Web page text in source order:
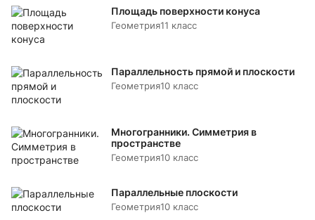
Площадь поверхности конуса
Геометрия11 класс
Параллельность прямой и плоскости
Геометрия10 класс
Многогранники. Симметрия в
пространстве
Геометрия10 класс
Параллельные плоскости
Геометрия10 класс